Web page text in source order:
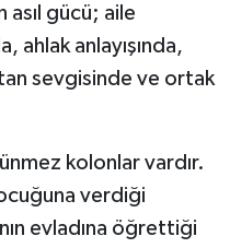
gücü; aile
ahlak anlayışında,
sevgisinde ve ortak
kolonlar vardır.
verdiği
evladına öğrettiği